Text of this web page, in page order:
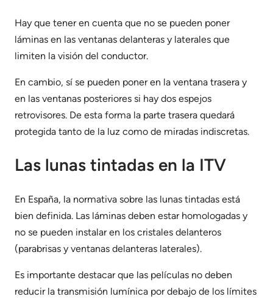
Hay que tener en cuenta que no se pueden poner
láminas en las ventanas delanteras y laterales que
limiten la visión del conductor.
En cambio, sí se pueden poner en la ventana trasera y
en las ventanas posteriores si hay dos espejos
retrovisores. De esta forma la parte trasera quedará
protegida tanto de la luz como de miradas indiscretas.
Las lunas tintadas en la ITV
En España, la normativa sobre las lunas tintadas está
bien definida. Las láminas deben estar homologadas y
no se pueden instalar en los cristales delanteros
(parabrisas y ventanas delanteras laterales).
Es importante destacar que las películas no deben
reducir la transmisión lumínica por debajo de los límites